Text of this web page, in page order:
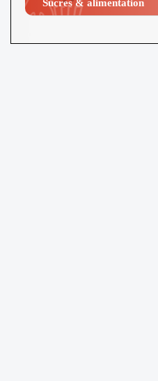
Sucres & alimentation​